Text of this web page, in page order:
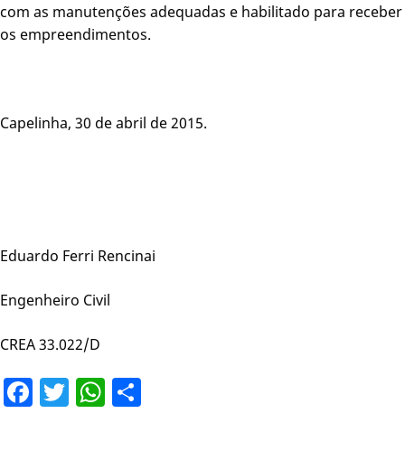
com as manutenções adequadas e habilitado para receber
os empreendimentos.
Capelinha, 30 de abril de 2015.
Eduardo Ferri Rencinai
Engenheiro Civil
CREA 33.022/D
Facebook
TwitterWhatsApp